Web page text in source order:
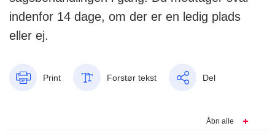
indenfor 14 dage, om der er en ledig plads
eller ej.
Print Forstør tekst Del
Åbn alle